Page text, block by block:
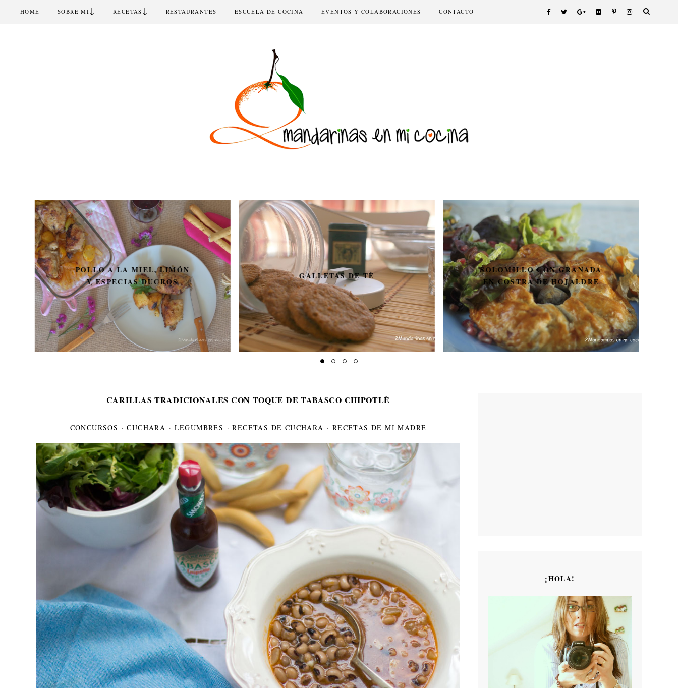
HOME SOBRE MÍ↓ RECETAS ↓ RESTAURANTES ESCUELA DE COCINA EVENTOS Y COLABORACIONES CONTACTO
GALLETAS DE TÉ
SOLOMILLO CON GRANADA
EN COSTRA DE HOJALDRE
15 RECETAS DE VERANO
FÁCILES CON THERMOMIX
CARILLAS TRADICIONALES CON TOQUE DE TABASCO CHIPOTLÉ
CONCURSOS ·CUCHARA · LEGUMBRES ·RECETAS DE CUCHARA · RECETAS DE MI MADRE
¡HOLA!